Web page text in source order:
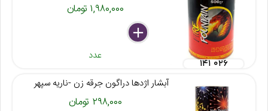
۱,۹۸۰,۰۰۰ تومان
delete
remove
add
عدد
۱۴۱ ۰۲۶
آبشار اژدها دراگون جرقه زن -ناریه سپهر
۲۹۸,۰۰۰ تومان